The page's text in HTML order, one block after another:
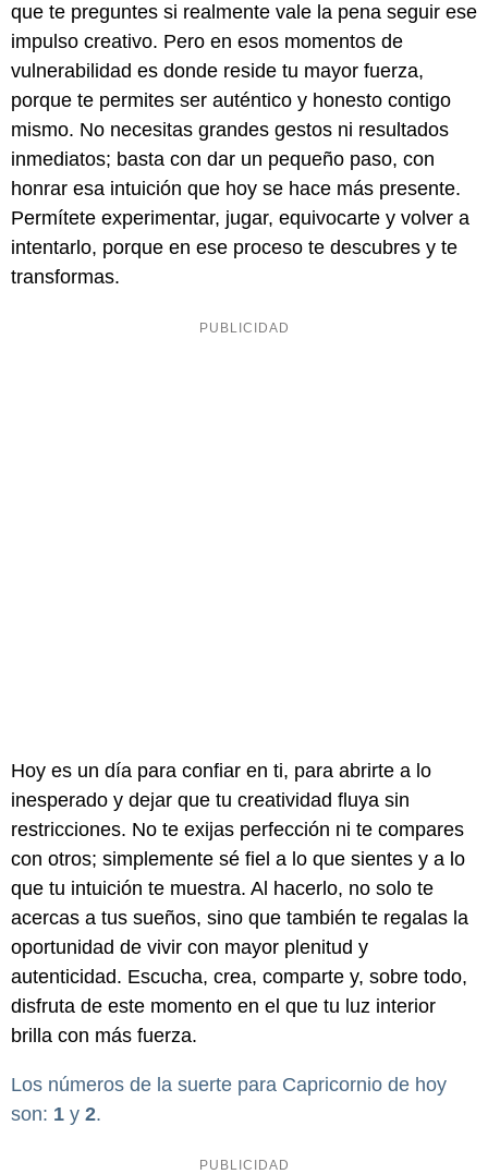
que te preguntes si realmente vale la pena seguir ese
impulso creativo. Pero en esos momentos de
vulnerabilidad es donde reside tu mayor fuerza,
porque te permites ser auténtico y honesto contigo
mismo. No necesitas grandes gestos ni resultados
inmediatos; basta con dar un pequeño paso, con
honrar esa intuición que hoy se hace más presente.
Permítete experimentar, jugar, equivocarte y volver a
intentarlo, porque en ese proceso te descubres y te
transformas.
Hoy es un día para confiar en ti, para abrirte a lo
inesperado y dejar que tu creatividad fluya sin
restricciones. No te exijas perfección ni te compares
con otros; simplemente sé fiel a lo que sientes y a lo
que tu intuición te muestra. Al hacerlo, no solo te
acercas a tus sueños, sino que también te regalas la
oportunidad de vivir con mayor plenitud y
autenticidad. Escucha, crea, comparte y, sobre todo,
disfruta de este momento en el que tu luz interior
brilla con más fuerza.
Los números de la suerte para Capricornio de hoy
son: 1 y 2.